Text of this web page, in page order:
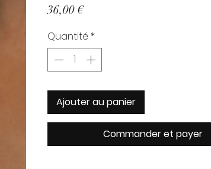
36,00 €Prix
Quantité *
Ajouter au panier
Commander et payer